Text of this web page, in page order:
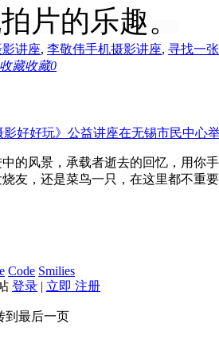
片的乐趣。
讲座, 李敬伟手机摄影讲座, 寻找一
收藏0
影好好玩》公益讲座在无锡市民中心
的风景，承载者逝去的回忆，用你
友，还是菜鸟一只，在这里都不重
Code Smilies
登录 | 立即 注册
到最后一页